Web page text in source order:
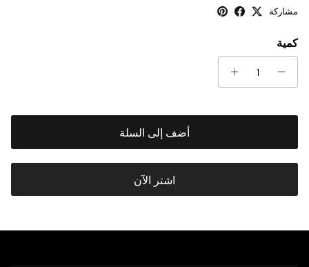
مشاركة
كمية
أضف إلى السلة
اشتر الآن